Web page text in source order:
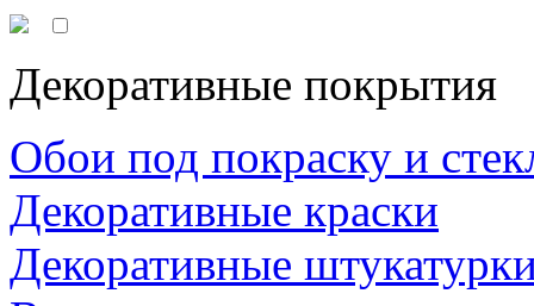
Декоративные покрытия
Обои под покраску и
Декоративные краски
Декоративные